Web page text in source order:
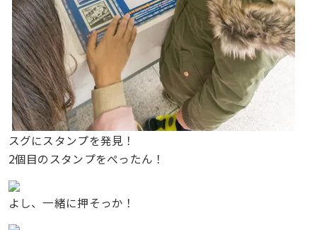
スグにスタンプを発見！
2個目のスタンプをぺったん！
よし、一緒に押そっか！